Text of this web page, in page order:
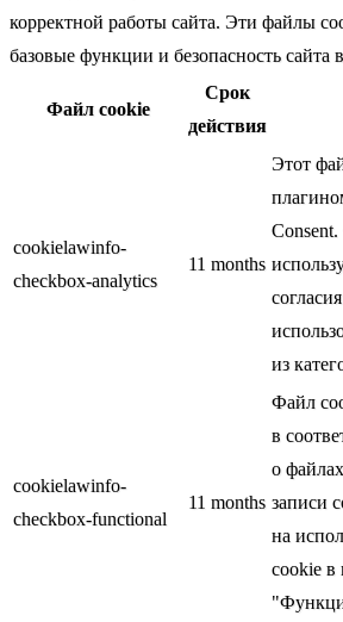
корректной работы сайта. Эти файлы
базовые функции и безопасность
Файл cookie
Срок
действия
cookielawinfo-
checkbox-analytics
11 months
Этот
из
cookielawinfo-
checkbox-functional
11 months
Файл
в
о
записи
на
cookie в